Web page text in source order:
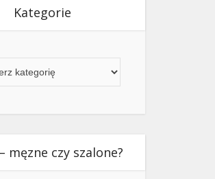
Kategorie
męzne czy szalone?